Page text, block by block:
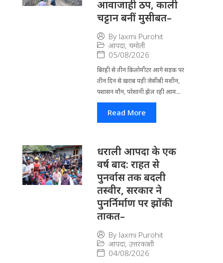
आवाजाही ठप, काली
चट्टान बनीं मुसीबत–
By laxmi Purohit
आपदा, चमोली
05/08/2026
बिरही से तीन किलोमीटर आगे सड़क पर
तीन दिन से खराब पड़ी जेसीबी मशीन,
पशासन मौन, परेशानी झेल रही आम...
Read More
धराली आपदा के एक
वर्ष बाद: राहत से
पुनर्वास तक बदली
तस्वीर, सरकार ने
पुनर्निर्माण पर झोंकी
ताकत–
By laxmi Purohit
आपदा, उत्तरकाशी
04/08/2026